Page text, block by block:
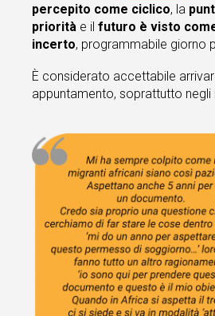
percepito come ciclico, la
priorità e il futuro è visto
incerto, programmabile giorno
È considerato accettabile
appuntamento, soprattutto negli